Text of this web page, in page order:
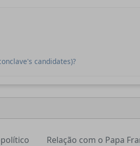
candidates)?
Relação com o Papa